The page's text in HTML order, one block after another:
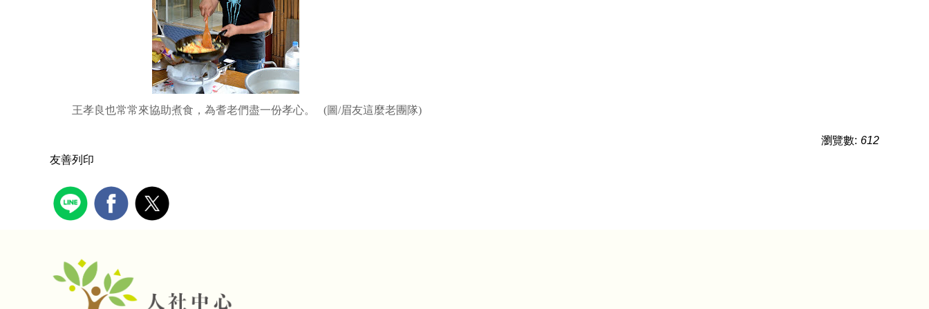
王孝良也常常來協助煮食，為耆老們盡一份孝心。 (圖/眉友這麼老團隊)
瀏覽數: 612
友善列印